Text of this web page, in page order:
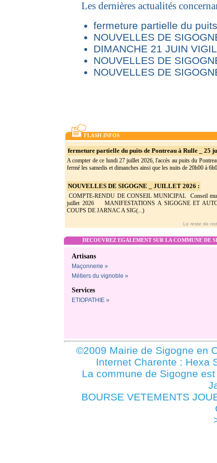
Les dernières actualités
fermeture partielle du
NOUVELLES DE
DIMANCHE 21 JUIN
NOUVELLES DE
NOUVELLES DE
FLASH INFOS
fermeture partielle du puits de Pontreau à Rulle _ 25
A compter de ce lundi 27 juillet 2026, l'accès au puits du
fermé les samedis et dimanches ainsi que les nuits de 20h00 à
NOUVELLES DE SIGOGNE _ JUILLET 2026 :
COMPTE-RENDU DE CONSEIL MUNICIPAL Conseil
juillet 2026 MANIFESTATIONS A SIGOGNE ET
COUPS DE JARNAC A SIG(...)
Le reste de
DECOUVREZ EGALEMENT SUR LA COMMUNE DE
Artisans
Maçonnerie »
Métiers du vignoble »
Services
ETIOPATHIE »
©2009 Mairie de Sigogne en
Internet Charente : Hexa
La commune de Sigogne
BOURSE VETEMENTS